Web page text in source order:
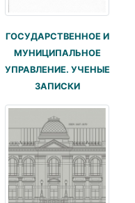
ГОСУДАРСТВЕННОЕ И
МУНИЦИПАЛЬНОЕ
УПРАВЛЕНИЕ. УЧЕНЫЕ
ЗАПИСКИ